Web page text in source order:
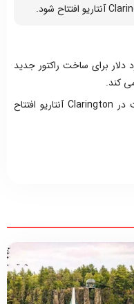
برای ساخت راکتور جدید
کند.
این راکتور هسته ای نسل جدید قرار است در Clarington آنتاریو افتتاح